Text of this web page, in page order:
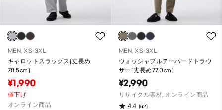
MEN, XS-3XL
キャロットスラックス(丈長め
78.5cm)
¥1,990
値下げ
オンライン商品
MEN, XS-3XL
ウォッシャブルテーパードトラウ
ザー(丈長め77.0cm)
¥2,990
リサイクル素材, オンライン商品
4.4 (62)